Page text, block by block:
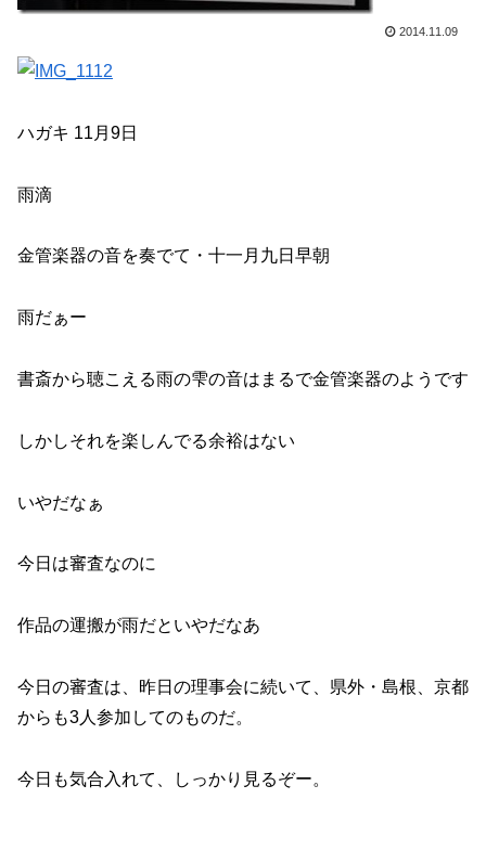
2014.11.09
ハガキ 11月9日
雨滴
金管楽器の音を奏でて・十一月九日早朝
雨だぁー
書斎から聴こえる雨の雫の音はまるで金管楽器のようです
しかしそれを楽しんでる余裕はない
いやだなぁ
今日は審査なのに
作品の運搬が雨だといやだなあ
今日の審査は、昨日の理事会に続いて、県外・島根、京都
からも3人参加してのものだ。
今日も気合入れて、しっかり見るぞー。